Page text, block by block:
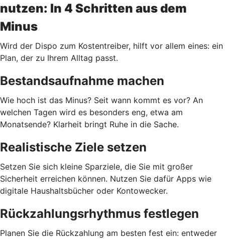
nutzen: In 4 Schritten aus dem
Minus
Wird der Dispo zum Kostentreiber, hilft vor allem eines: ein
Plan, der zu Ihrem Alltag passt.
Bestandsaufnahme machen
Wie hoch ist das Minus? Seit wann kommt es vor? An
welchen Tagen wird es besonders eng, etwa am
Monatsende? Klarheit bringt Ruhe in die Sache.
Realistische Ziele setzen
Setzen Sie sich kleine Sparziele, die Sie mit großer
Sicherheit erreichen können. Nutzen Sie dafür Apps wie
digitale Haushaltsbücher oder Kontowecker.
Rückzahlungsrhythmus festlegen
Planen Sie die Rückzahlung am besten fest ein: entweder